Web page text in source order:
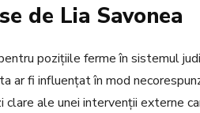
de Lia Savonea
pozițiile ferme în sistemul
ar fi influențat în mod
clare ale unei intervenții externe